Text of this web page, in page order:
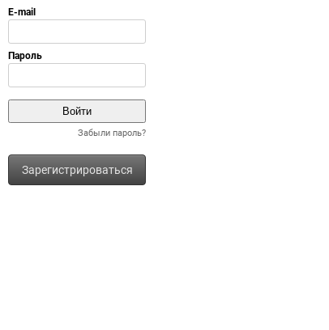
Забыли пароль?
Зарегистрироваться